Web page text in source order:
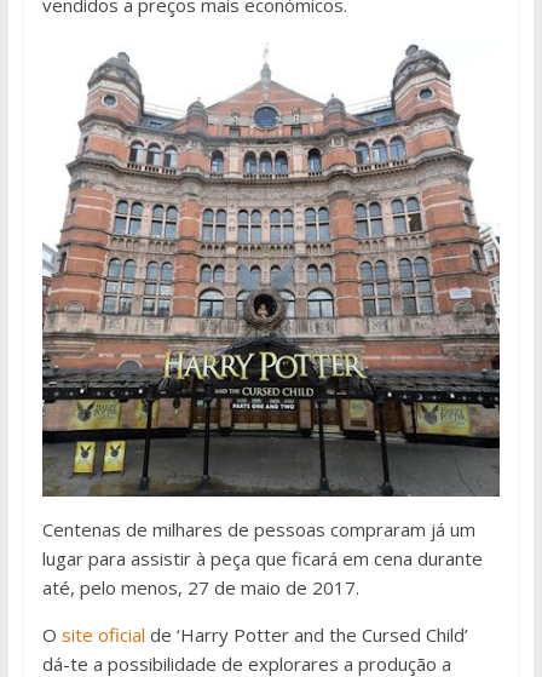
vendidos a preços mais económicos.
Centenas de milhares de pessoas compraram já um
lugar para assistir à peça que ficará em cena durante
até, pelo menos, 27 de maio de 2017.
O site oficial de ‘Harry Potter and the Cursed Child’
dá-te a possibilidade de explorares a produção a